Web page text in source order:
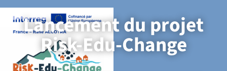
Lancement du projet
Risk-Edu-Change